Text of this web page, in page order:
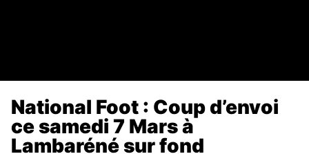
National Foot : Coup d’envoi
ce samedi 7 Mars à
Lambaréné sur fond